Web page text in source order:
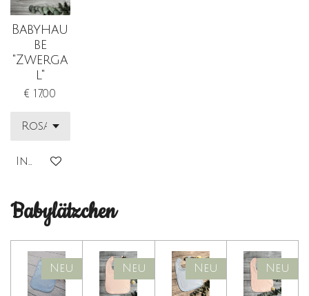
Babyhau
be
"Zwerga
l"
€ 17,00
In den Warenkorb
Babylätzchen
Neu Neu Neu Neu